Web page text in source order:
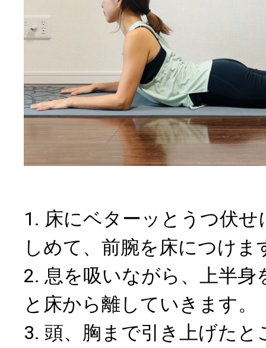
1. 床にベターッとうつ伏
しめて、前腕を床につけま
2. 息を吸いながら、上半身
と床から離していきます。
3. 頭、胸まで引き上げたと